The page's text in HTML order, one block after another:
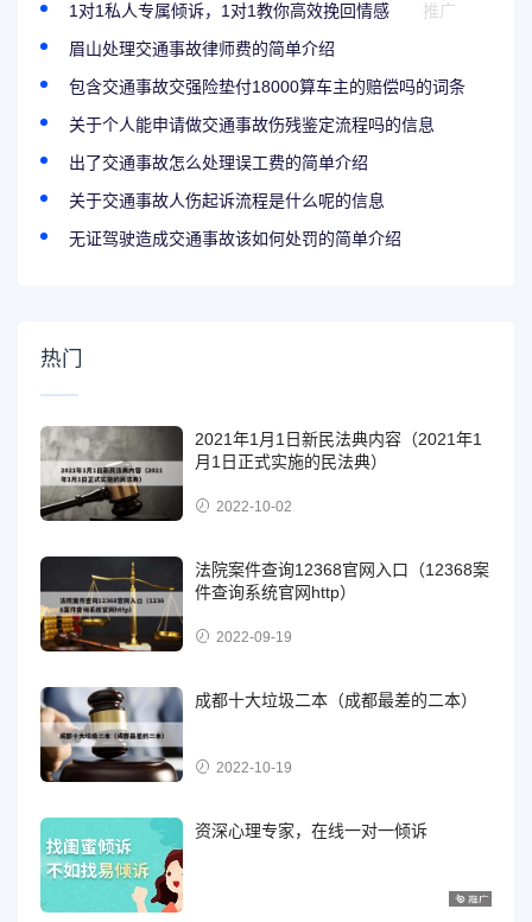
1对1私人专属倾诉，1对1教你高效挽回情感
推广
眉山处理交通事故律师费的简单介绍
包含交通事故交强险垫付18000算车主的赔偿吗的词条
关于个人能申请做交通事故伤残鉴定流程吗的信息
出了交通事故怎么处理误工费的简单介绍
关于交通事故人伤起诉流程是什么呢的信息
无证驾驶造成交通事故该如何处罚的简单介绍
热门
2021年1月1日新民法典内容（2021年1
月1日正式实施的民法典）
2022-10-02
法院案件查询12368官网入口（12368案
件查询系统官网http）
2022-09-19
成都十大垃圾二本（成都最差的二本）
2022-10-19
资深心理专家，在线一对一倾诉